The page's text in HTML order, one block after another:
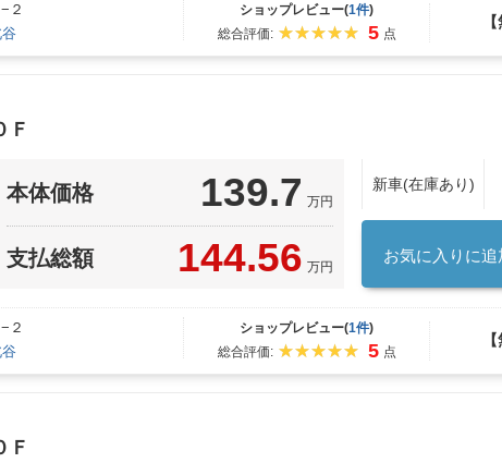
２
ショップレビュー(1件)
総合評価:
5 点
Ｆ
本体価格 139.7 万円
支払総額 144.56 万円
新車(在庫あり)
お気に入りに追
２
ショップレビュー(1件)
総合評価:
5 点
Ｆ